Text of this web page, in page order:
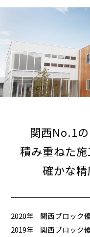
関西No.1の
積み重ねた施
確かな精
2020年
関西ブロック
2019年
関西ブロック